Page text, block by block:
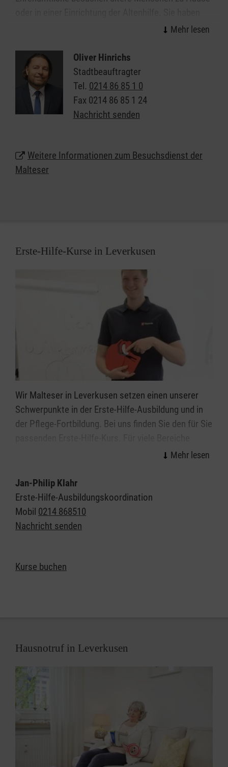
Lebenssituation der älteren Menschen ein. Hier ist
Raum für die persönlichen Bedürfnisse, für die
Lebensgeschichte und das aktuelle Befinden. Kleine
Handreichungen im Alltag, ein Spaziergang ins
Grüne, ein Besuch im Stadtcafé bereiten
Oliver Hinrichs
Stadtbeauftragter
Tel. 0214 86 85 1 0
Fax 0214 86 85 1 24
Nachricht senden
Weitere Informationen zum Besuchsdienst der
Malteser
Erste-Hilfe-Kurse in Leverkusen
Wir Malteser in Leverkusen setzen einen unserer
Schwerpunkte in der Erste-Hilfe-Ausbildung und in
der Pflege-Fortbildung. Bei uns finden Sie den für Sie
bieten wir spezielle Kurse an, zum Beispiel zu den
und immer aktuell.
Gerne beraten wir Sie auch bei der Auswahl eines
Kurses: Wenn Sie einen individuellen Kurs für Ihre
speziellen Bedürfnisse möchten, melden Sie sich
Mehr Informationen zu den Erste-Hilfe- und Pflege-
Jan-Philip Klahr
Erste-Hilfe-Ausbildungskoordination
Mobil 0214 868510
Nachricht senden
Kurse buchen
Hausnotruf in Leverkusen